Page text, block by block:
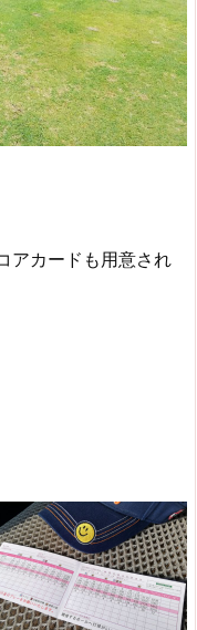
アカードも用意され